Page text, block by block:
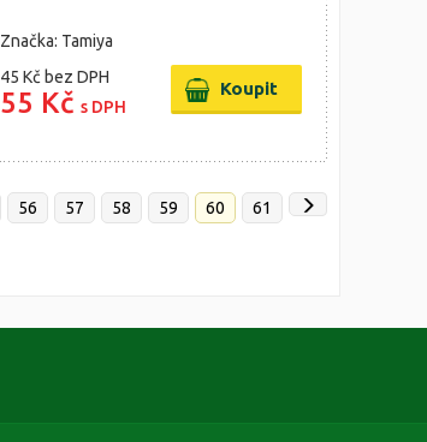
Značka: Tamiya
45 Kč bez DPH
55 Kč s DPH
56 57 58 59 60 61